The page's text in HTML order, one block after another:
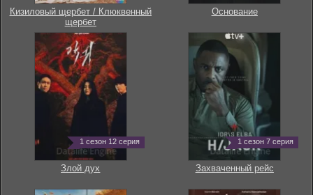
Кизиловый щербет / Клюквенный
щербет
Основание
1 сезон 12 серия
Злой дух
1 сезон 7 серия
Захваченный рейс